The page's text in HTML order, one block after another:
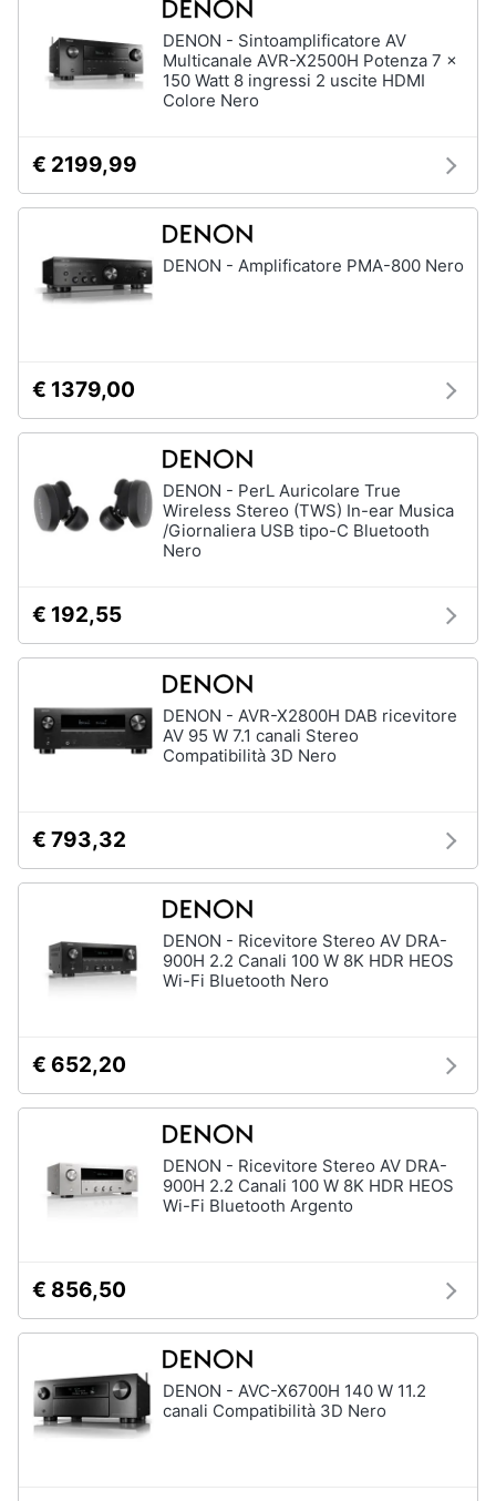
DENON - Sintoamplificatore AV
Multicanale AVR-X2500H Potenza 7 x
150 Watt 8 ingressi 2 uscite HDMI
Colore Nero
€ 2199,99
DENON - Amplificatore PMA-800 Nero
€ 1379,00
DENON - PerL Auricolare True
Wireless Stereo (TWS) In-ear Musica
/Giornaliera USB tipo-C Bluetooth
Nero
€ 192,55
DENON - AVR-X2800H DAB ricevitore
AV 95 W 7.1 canali Stereo
Compatibilità 3D Nero
€ 793,32
DENON - Ricevitore Stereo AV DRA-
900H 2.2 Canali 100 W 8K HDR HEOS
Wi-Fi Bluetooth Nero
€ 652,20
DENON - Ricevitore Stereo AV DRA-
900H 2.2 Canali 100 W 8K HDR HEOS
Wi-Fi Bluetooth Argento
€ 856,50
DENON - AVC-X6700H 140 W 11.2
canali Compatibilità 3D Nero